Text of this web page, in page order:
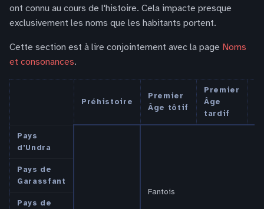
ont connu au cours de l'histoire. Cela impacte presque
exclusivement les noms que les habitants portent.
Cette section est à lire conjointement avec la page Noms
et consonances.
Préhistoire
Premier
Âge tôtif
Premier
Âge
tardif
Pays
d'Undra
Fantois
Pays de
Garassfant
Pays de